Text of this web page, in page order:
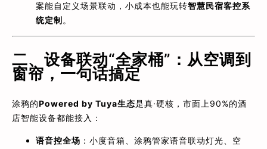
案能自定义场景联动，小成本也能玩转智慧民宿客控系
统定制。
二、设备联动“全家桶”：从空调到
窗帘，一句话搞定
涂鸦的Powered by Tuya生态是真·硬核，市面上90%的酒
店智能设备都能接入：
语音控全场 ：小度音箱、涂鸦管家语音联动灯光、空